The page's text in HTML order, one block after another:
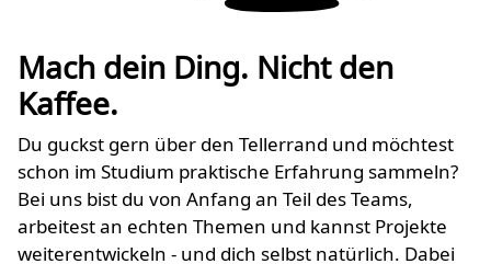
Mach dein Ding. Nicht den
Kaffee.
Du guckst gern über den Tellerrand und möchtest
schon im Studium praktische Erfahrung sammeln?
Bei uns bist du von Anfang an Teil des Teams,
arbeitest an echten Themen und kannst Projekte
weiterentwickeln - und dich selbst natürlich. Dabei